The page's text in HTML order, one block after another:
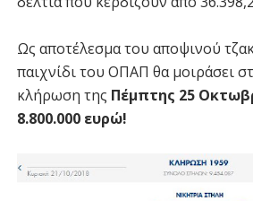
Ως αποτέλεσμα του αποψινού
παιχνίδι του ΟΠΑΠ θα μοιράσει
κλήρωση της Πέμπτης 25
8.800.000 ευρώ!